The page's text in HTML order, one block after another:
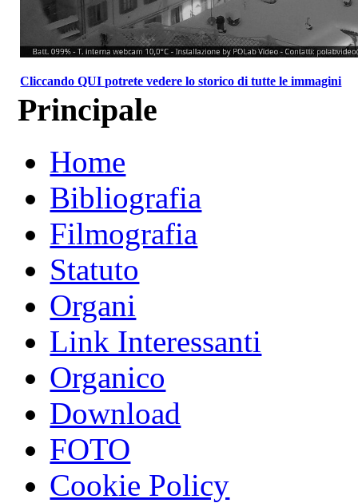
Cliccando QUI potrete vedere lo storico di tutte le immagini
Principale
Home
Bibliografia
Filmografia
Statuto
Organi
Link Interessanti
Organico
Download
FOTO
Cookie Policy